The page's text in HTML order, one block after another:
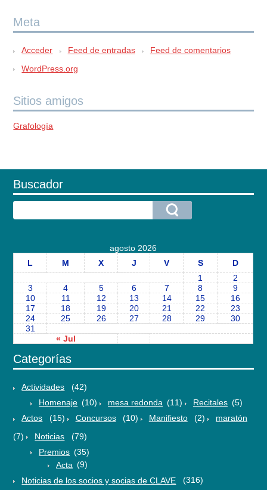
Meta
Acceder Feed de entradas
Feed de comentarios
WordPress.org
Sitios amigos
Grafología
Buscador
agosto 2026
L
M X J V S D
« Jul
1
2
3
4 5 6 7 8
9
10
11 12 13 14 15
16
17
18 19 20 21 22
23
24
25 26 27 28 29
30
31
Categorías
Actividades
(42)
Homenaje (10) mesa redonda (11) Recitales (5)
Actos
(15) Concursos (10) Manifiesto (2)
maratón
(7)
Noticias
(79)
Premios (35)
Acta (9)
Noticias de los socios y socias de CLAVE
(316)